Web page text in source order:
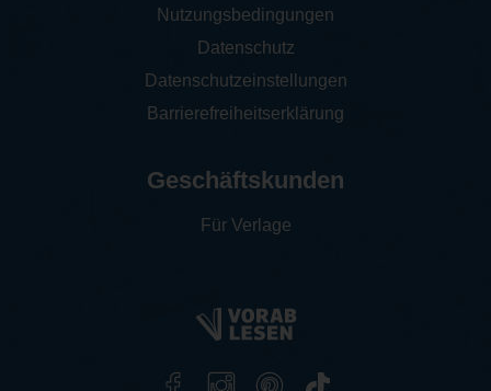
Nutzungsbedingungen
Datenschutz
Datenschutzeinstellungen
Barrierefreiheitserklärung
Geschäftskunden
Für Verlage